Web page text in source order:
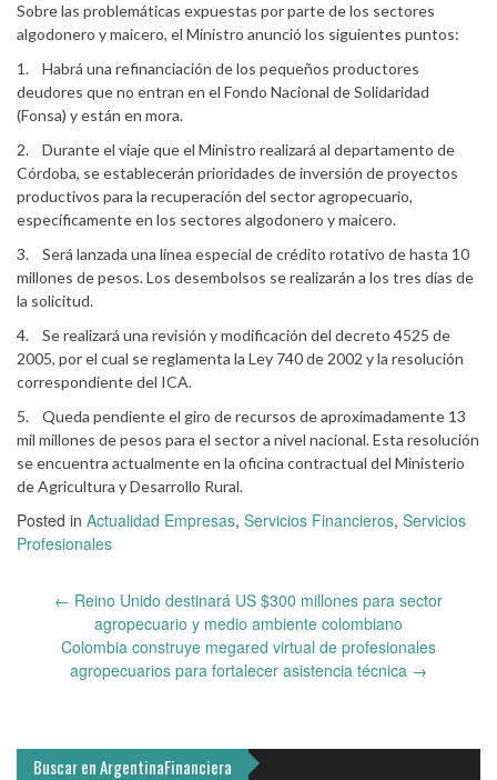
Sobre las problemáticas expuestas por parte de los sectores
algodonero y maicero, el Ministro anunció los siguientes puntos:
1. Habrá una refinanciación de los pequeños productores
deudores que no entran en el Fondo Nacional de Solidaridad
(Fonsa) y están en mora.
2. Durante el viaje que el Ministro realizará al departamento de
Córdoba, se establecerán prioridades de inversión de proyectos
productivos para la recuperación del sector agropecuario,
específicamente en los sectores algodonero y maicero.
3. Será lanzada una línea especial de crédito rotativo de hasta 10
millones de pesos. Los desembolsos se realizarán a los tres días de
la solicitud.
4. Se realizará una revisión y modificación del decreto 4525 de
2005, por el cual se reglamenta la Ley 740 de 2002 y la resolución
correspondiente del ICA.
5. Queda pendiente el giro de recursos de aproximadamente 13
mil millones de pesos para el sector a nivel nacional. Esta resolución
se encuentra actualmente en la oficina contractual del Ministerio
de Agricultura y Desarrollo Rural.
Posted in Actualidad Empresas, Servicios Financieros, Servicios
Profesionales
navigation
← Reino Unido destinará US $300 millones para sector
agropecuario y medio ambiente colombiano
Colombia construye megared virtual de profesionales
agropecuarios para fortalecer asistencia técnica →
Buscar en ArgentinaFinanciera